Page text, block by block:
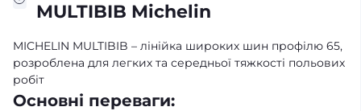
MULTIBIB Michelin
MICHELIN MULTIBIB – лінійка широких шин профілю 65,
розроблена для легких та середньої тяжкості польових
робіт
Основні переваги: